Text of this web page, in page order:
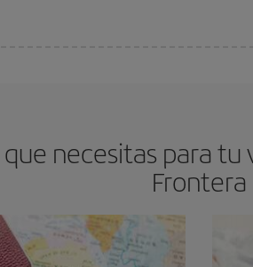
necesitas para tu
Frontera